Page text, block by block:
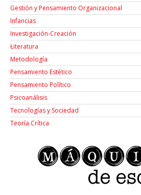
Gestión y Pensamiento Organizacional
Infancias
Investigación-Creación
Łiteratura
Metodología
Pensamiento Estético
Pensamiento Político
Psicoanálisis
Tecnologías y Sociedad
Teoría Crítica